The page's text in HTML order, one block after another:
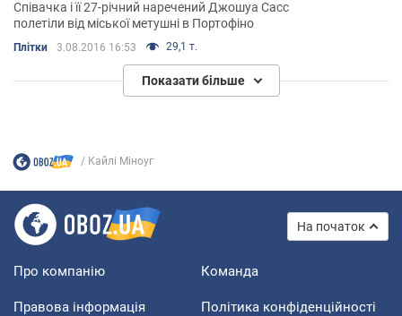
Співачка і її 27-річний наречений Джошуа Сасс
полетіли від міської метушні в Портофіно
Плітки 3.08.2016 16:53 29,1 т.
Показати більше
Кайлі Міноуг
На початок
Про компанію Команда
Правова інформація Політика конфіденційності